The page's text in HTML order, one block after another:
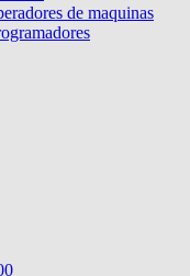
de maquinas